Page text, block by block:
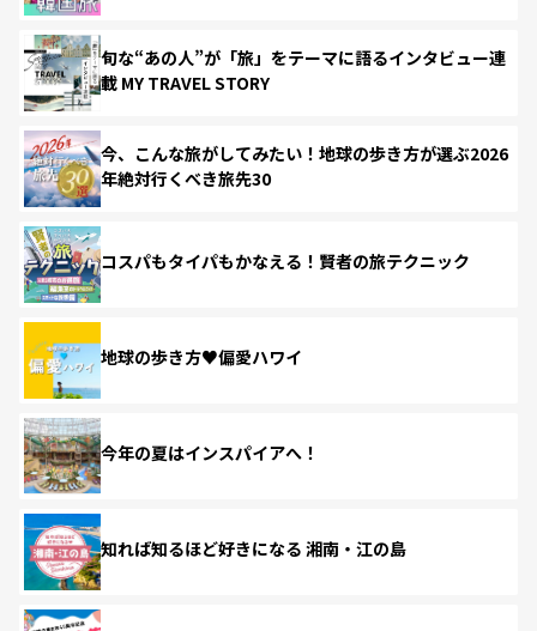
旬な“あの人”が「旅」をテーマに語るインタビュー連
載 MY TRAVEL STORY
今、こんな旅がしてみたい！地球の歩き方が選ぶ2026
年絶対行くべき旅先30
コスパもタイパもかなえる！賢者の旅テクニック
地球の歩き方♥偏愛ハワイ
今年の夏はインスパイアへ！
知れば知るほど好きになる 湘南・江の島